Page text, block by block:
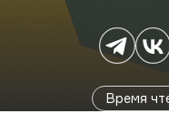
Время